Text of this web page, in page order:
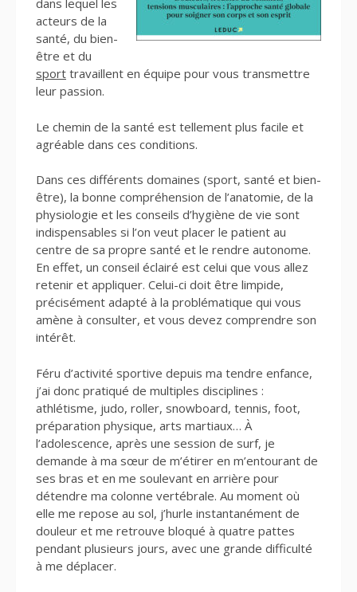
dans lequel les
acteurs de la
santé, du bien-
être et du
sport travaillent en équipe pour vous transmettre
leur passion.
Le chemin de la santé est tellement plus facile et
agréable dans ces conditions.
Dans ces différents domaines (sport, santé et bien-
être), la bonne compréhension de l’anatomie, de la
physiologie et les conseils d’hygiène de vie sont
indispensables si l’on veut placer le patient au
centre de sa propre santé et le rendre autonome.
En effet, un conseil éclairé est celui que vous allez
retenir et appliquer. Celui-ci doit être limpide,
précisément adapté à la problématique qui vous
amène à consulter, et vous devez comprendre son
intérêt.
Féru d’activité sportive depuis ma tendre enfance,
j’ai donc pratiqué de multiples disciplines :
athlétisme, judo, roller, snowboard, tennis, foot,
préparation physique, arts martiaux… À
l’adolescence, après une session de surf, je
demande à ma sœur de m’étirer en m’entourant de
ses bras et en me soulevant en arrière pour
détendre ma colonne vertébrale. Au moment où
elle me repose au sol, j’hurle instantanément de
douleur et me retrouve bloqué à quatre pattes
pendant plusieurs jours, avec une grande difficulté
à me déplacer.